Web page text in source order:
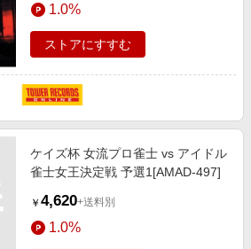
1.0%
ストアにすすむ
ケイズ杯 女流プロ雀士 vs アイドル
雀士女王決定戦 予選1[AMAD-497]
￥ 4,620+送料別
1.0%